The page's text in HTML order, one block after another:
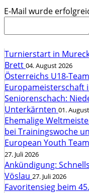
E-Mail wurde
Turnierstart in
Brett 04. August 2026
Österreichs U18-
Europameisterschaft
Seniorenschach:
Unterkärnten 01.
Ehemalige
bei Trainingswoche
European Youth
27. Juli 2026
Ankündigung:
Vöslau 27. Juli 2026
Favoritensieg beim